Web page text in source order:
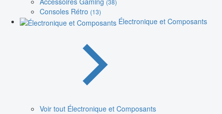
(38)
Consoles Rétro (13)
Électronique et Composants
Voir tout Électronique et Composants